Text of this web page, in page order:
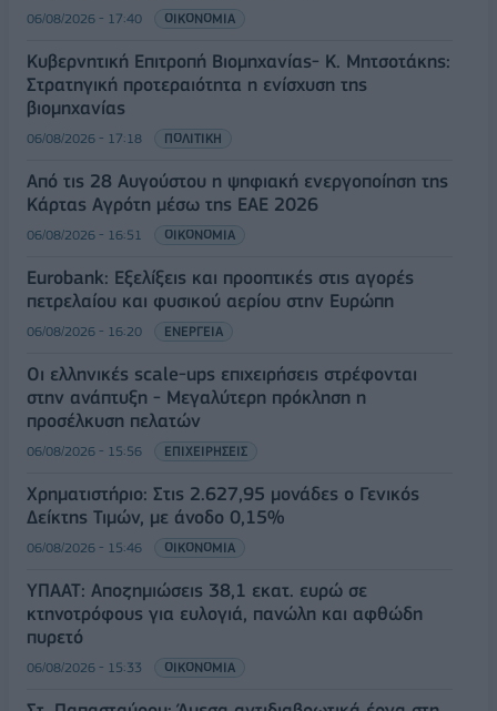
06/08/2026 - 17:40 ΟΙΚΟΝΟΜΙΑ
Κυβερνητική Επιτροπή Βιομηχανίας- Κ. Μητσοτάκης:
Στρατηγική προτεραιότητα η ενίσχυση της
βιομηχανίας
06/08/2026 - 17:18 ΠΟΛΙΤΙΚΗ
Από τις 28 Αυγούστου η ψηφιακή ενεργοποίηση της
Κάρτας Αγρότη μέσω της ΕΑΕ 2026
06/08/2026 - 16:51 ΟΙΚΟΝΟΜΙΑ
Eurobank: Εξελίξεις και προοπτικές στις αγορές
πετρελαίου και φυσικού αερίου στην Ευρώπη
06/08/2026 - 16:20 ΕΝΕΡΓΕΙΑ
Οι ελληνικές scale-ups επιχειρήσεις στρέφονται
στην ανάπτυξη - Μεγαλύτερη πρόκληση η
προσέλκυση πελατών
06/08/2026 - 15:56 ΕΠΙΧΕΙΡΗΣΕΙΣ
Χρηματιστήριο: Στις 2.627,95 μονάδες ο Γενικός
Δείκτης Τιμών, με άνοδο 0,15%
06/08/2026 - 15:46 ΟΙΚΟΝΟΜΙΑ
ΥΠΑΑΤ: Αποζημιώσεις 38,1 εκατ. ευρώ σε
κτηνοτρόφους για ευλογιά, πανώλη και αφθώδη
πυρετό
06/08/2026 - 15:33 ΟΙΚΟΝΟΜΙΑ